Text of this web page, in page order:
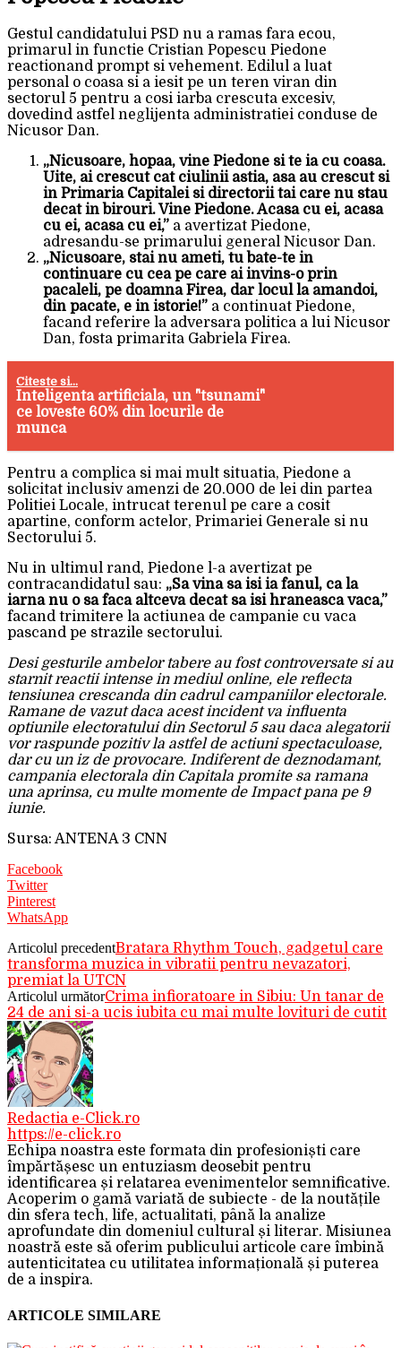
Gestul candidatului PSD nu a ramas fara ecou,
primarul in functie Cristian Popescu Piedone
reactionand prompt si vehement. Edilul a luat
personal o coasa si a iesit pe un teren viran din
sectorul 5 pentru a cosi iarba crescuta excesiv,
dovedind astfel neglijenta administratiei conduse de
Nicusor Dan.
„Nicusoare, hopaa, vine Piedone si te ia cu coasa.
Uite, ai crescut cat ciulinii astia, asa au crescut si
in Primaria Capitalei si directorii tai care nu stau
decat in birouri. Vine Piedone. Acasa cu ei, acasa
cu ei, acasa cu ei,” a avertizat Piedone,
adresandu-se primarului general Nicusor Dan.
„Nicusoare, stai nu ameti, tu bate-te in
continuare cu cea pe care ai invins-o prin
pacaleli, pe doamna Firea, dar locul la amandoi,
din pacate, e in istorie!” a continuat Piedone,
facand referire la adversara politica a lui Nicusor
Dan, fosta primarita Gabriela Firea.
Citeste si...
Inteligenta artificiala, un "tsunami"
ce loveste 60% din locurile de
munca
Pentru a complica si mai mult situatia, Piedone a
solicitat inclusiv amenzi de 20.000 de lei din partea
Politiei Locale, intrucat terenul pe care a cosit
apartine, conform actelor, Primariei Generale si nu
Sectorului 5.
Nu in ultimul rand, Piedone l-a avertizat pe
contracandidatul sau: „Sa vina sa isi ia fanul, ca la
iarna nu o sa faca altceva decat sa isi hraneasca vaca,”
facand trimitere la actiunea de campanie cu vaca
pascand pe strazile sectorului.
Desi gesturile ambelor tabere au fost controversate si au
starnit reactii intense in mediul online, ele reflecta
tensiunea crescanda din cadrul campaniilor electorale.
Ramane de vazut daca acest incident va influenta
optiunile electoratului din Sectorul 5 sau daca alegatorii
vor raspunde pozitiv la astfel de actiuni spectaculoase,
dar cu un iz de provocare. Indiferent de deznodamant,
campania electorala din Capitala promite sa ramana
una aprinsa, cu multe momente de Impact pana pe 9
iunie.
Sursa: ANTENA 3 CNN
Facebook
Twitter
Pinterest
WhatsApp
Articolul precedentBratara Rhythm Touch, gadgetul care
transforma muzica in vibratii pentru nevazatori,
premiat la UTCN
Articolul următorCrima infioratoare in Sibiu: Un tanar de
24 de ani si-a ucis iubita cu mai multe lovituri de cutit
Redactia e-Click.ro
https://e-click.ro
Echipa noastra este formata din profesioniști care
împărtășesc un entuziasm deosebit pentru
identificarea și relatarea evenimentelor semnificative.
Acoperim o gamă variată de subiecte - de la noutățile
din sfera tech, life, actualitati, până la analize
aprofundate din domeniul cultural și literar. Misiunea
noastră este să oferim publicului articole care îmbină
autenticitatea cu utilitatea informațională și puterea
de a inspira.
ARTICOLE SIMILARE